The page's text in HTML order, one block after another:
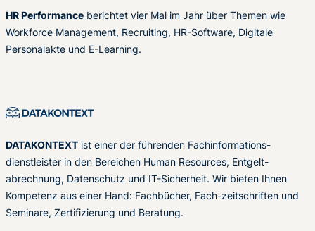
HR Performance berichtet vier Mal im Jahr über Themen wie
Workforce Management, Recruiting, HR-Software, Digitale
Personalakte und E-Learning.
DATAKONTEXT ist einer der führenden Fachinformations-
dienstleister in den Bereichen Human Resources, Entgelt-
abrechnung, Datenschutz und IT-Sicherheit. Wir bieten Ihnen
Kompetenz aus einer Hand: Fachbücher, Fach-zeitschriften und
Seminare, Zertifizierung und Beratung.